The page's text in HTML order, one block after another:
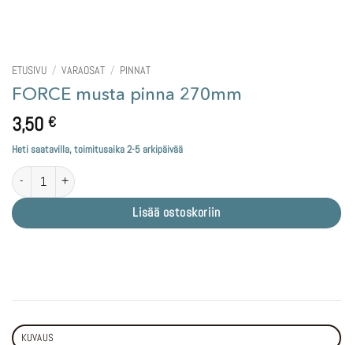
ETUSIVU / VARAOSAT / PINNAT
FORCE musta pinna 270mm
3,50 €
Heti saatavilla, toimitusaika 2-5 arkipäivää
FORCE musta pinna 270mm määrä
Lisää ostoskoriin
KUVAUS